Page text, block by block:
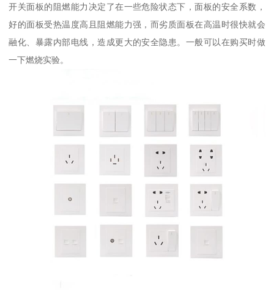
开关面板的阻燃能力决定了在一些危险状态下，面板的安全系数，
好的面板受热温度高且阻燃能力强，而劣质面板在高温时很快就会
融化、暴露内部电线，造成更大的安全隐患。一般可以在购买时做
一下燃烧实验。